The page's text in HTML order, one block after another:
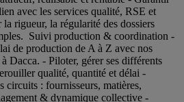
avec les services qualité, RSE et
rigueur, la régularité des dossiers
Suivi production & coordination -
de production de A à Z avec nos
Dacca. - Piloter, gérer ses différents
qualité, quantité et délai -
circuits : fournisseurs, matières,
& dynamique collective -